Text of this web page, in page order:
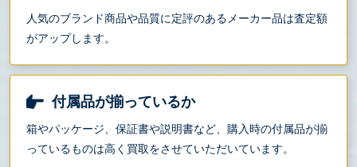
人気のブランド商品や品質に定評のあるメーカー品は査定額
がアップします。
付属品が揃っているか
箱やパッケージ、保証書や説明書など、購入時の付属品が揃
っているものは高く買取をさせていただいています。